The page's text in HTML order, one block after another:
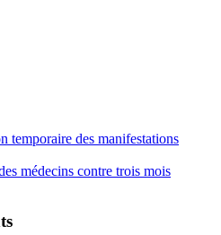
temporaire des manifestations
médecins contre trois mois